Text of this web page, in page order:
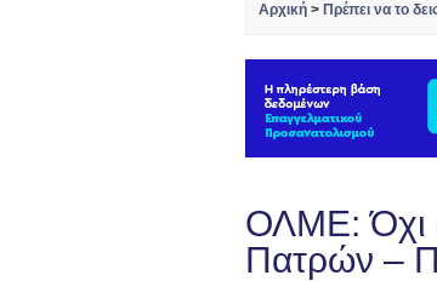
Αρχική > Πρέπει να το
ΟΛΜΕ: Όχι
Πατρών –